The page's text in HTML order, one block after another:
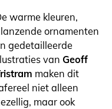
warme kleuren,
ornamenten
gedetailleerde
van Geoff
maken dit
niet alleen
maar ook